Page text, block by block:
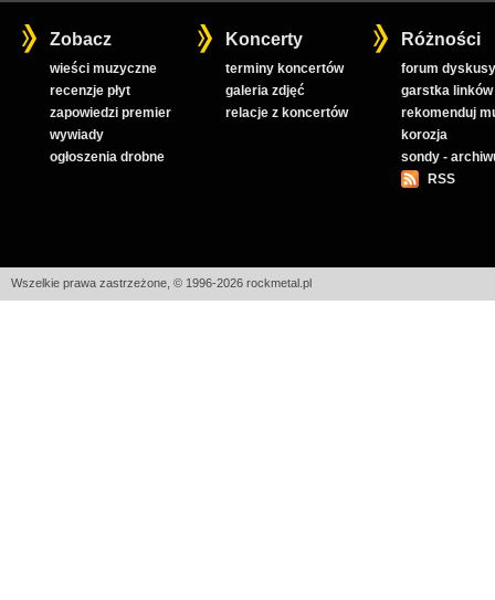
Zobacz
wieści muzyczne
recenzje płyt
zapowiedzi premier
wywiady
ogłoszenia drobne
Koncerty
terminy koncertów
galeria zdjęć
relacje z koncertów
Różności
forum
garstka linków
rekomenduj
korozja
sondy -
RSS
Wszelkie prawa zastrzeżone, © 1996-2026 rockmetal.pl